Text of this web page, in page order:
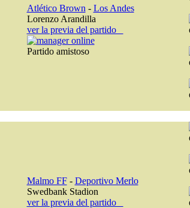
Atlético Brown - Los Andes
Lorenzo Arandilla
ver la previa del partido
Partido amistoso
Malmo FF- Deportivo Merlo
Swedbank Stadion
ver la previa del partido